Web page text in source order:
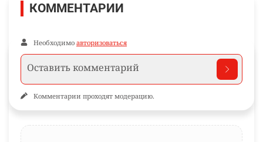
КОММЕНТАРИИ
Необходимо авторизоваться
Комментарии проходят модерацию.